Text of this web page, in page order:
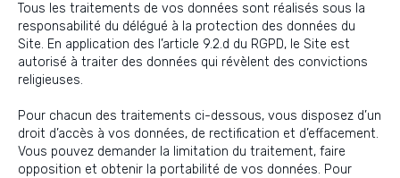
Tous les traitements de vos données sont réalisés sous la
responsabilité du délégué à la protection des données du
Site. En application des l’article 9.2.d du RGPD, le Site est
autorisé à traiter des données qui révèlent des convictions
religieuses.
Pour chacun des traitements ci-dessous, vous disposez d’un
droit d’accès à vos données, de rectification et d’effacement.
Vous pouvez demander la limitation du traitement, faire
opposition et obtenir la portabilité de vos données. Pour